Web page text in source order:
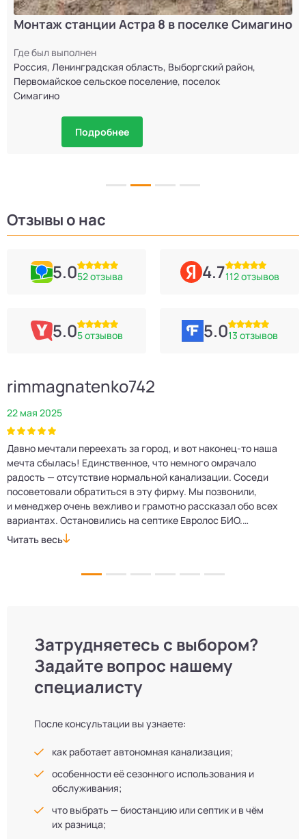
Монтаж станции Астра 8 в поселке Симагино
Где был выполнен
Россия, Ленинградская область, Выборгский район,
Первомайское сельское поселение, поселок
Симагино
Подробнее
Отзывы о нас
5.052 отзыва 4.7112 отзывов
5.05 отзывов 5.013 отзывов
rimmagnatenko742
22 мая 2025
Давно мечтали переехать за город, и вот наконец‑то наша
мечта сбылась! Единственное, что немного омрачало
радость — отсутствие нормальной канализации. Соседи
посоветовали обратиться в эту фирму. Мы позвонили,
и менеджер очень вежливо и грамотно рассказал обо всех
вариантах. Остановились на септике Евролос БИО.
Монтажники приехали вовремя, установили всё быстро
Читать весь
Затрудняетесь с выбором?
Задайте вопрос нашему
специалисту
После консультации вы узнаете:
как работает автономная канализация;
особенности её сезонного использования и
обслуживания;
что выбрать — биостанцию или септик и в чём
их разница;